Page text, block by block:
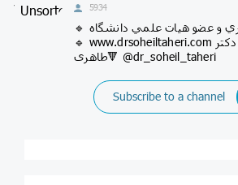
5934
🔹️ وكيل پايه يك دادگستري و عضو هيات علمي دانشگاه
🔹️ www.drsoheiltaheri.com ١٣-٨٨٦٨٩٩١١ ارتباط با دكتر
طاهری🔻 @dr_soheil_taheri
Subscribe to a channel